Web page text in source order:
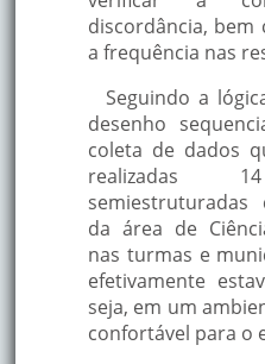
discordância, bem
a frequência nas
Seguindo a
desenho
coleta de dados
realizadas
semiestruturadas
da área de
nas turmas e
efetivamente
seja, em um
confortável para o